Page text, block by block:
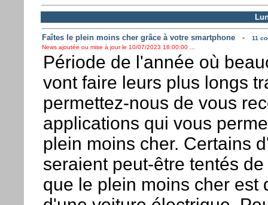
Faîtes le plein moins cher grâce à votre smartphone-
11
News ajoutée ou mise à jour le 10/07/2023 18:00:00 ...
Période de l'année où
vont faire leurs plus longs
permettez-nous de vous
applications qui vous
plein moins cher. Certains
seraient peut-être tentés
que le plein moins cher est